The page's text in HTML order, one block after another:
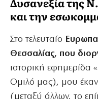
και την
Στο τελευταίο
Θεσσαλίας, που
ιστορική εφημερίδα
Ομιλό μας), μου
(μεταξύ άλλων, το